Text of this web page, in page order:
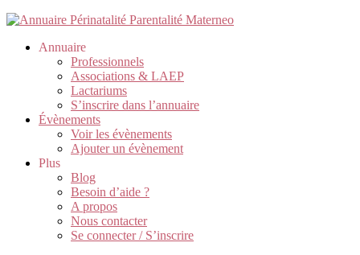
Annuaire
Professionnels
Associations & LAEP
Lactariums
S’inscrire dans l’annuaire
Évènements
Voir les évènements
Ajouter un évènement
Plus
Blog
Besoin d’aide ?
A propos
Nous contacter
Se connecter / S’inscrire